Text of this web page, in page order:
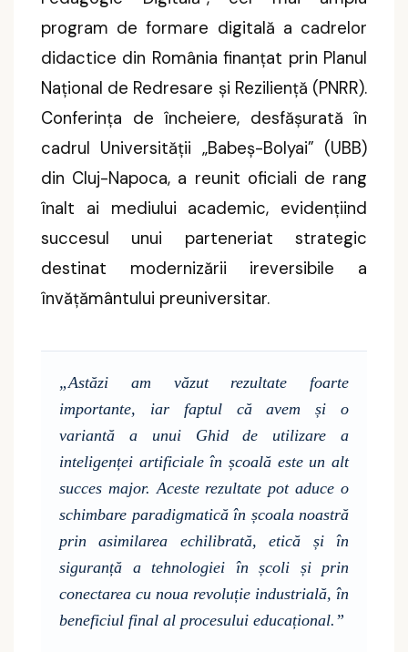
program de formare digitală a cadrelor
didactice din România finanțat prin Planul
Național de Redresare și Reziliență (PNRR).
Conferința de încheiere, desfășurată în
cadrul Universității „Babeș-Bolyai” (UBB)
din Cluj-Napoca, a reunit oficiali de rang
înalt ai mediului academic, evidențiind
succesul unui parteneriat strategic
destinat modernizării ireversibile a
învățământului preuniversitar.
„Astăzi am văzut rezultate foarte
importante, iar faptul că avem și o
variantă a unui Ghid de utilizare a
inteligenței artificiale în școală este un alt
succes major. Aceste rezultate pot aduce o
schimbare paradigmatică în școala noastră
prin asimilarea echilibrată, etică și în
siguranță a tehnologiei în școli și prin
conectarea cu noua revoluție industrială, în
beneficiul final al procesului educațional.”